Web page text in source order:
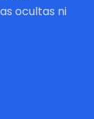
ocultas ni